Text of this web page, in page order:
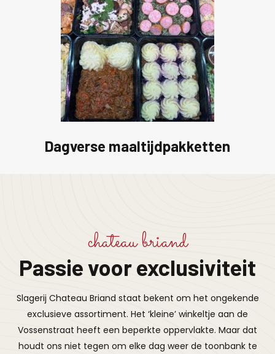
Dagverse maaltijdpakketten
chateau briand
Passie voor exclusiviteit
Slagerij Chateau Briand staat bekent om het ongekende
exclusieve assortiment. Het ‘kleine’ winkeltje aan de
Vossenstraat heeft een beperkte oppervlakte. Maar dat
houdt ons niet tegen om elke dag weer de toonbank te